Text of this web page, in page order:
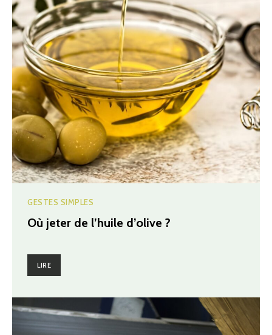
GESTES SIMPLES
Où jeter de l’huile d’olive ?
LIRE